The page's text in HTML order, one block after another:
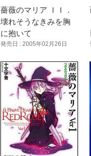
薔薇のマリア ＩＩ．
壊れそうなきみを胸
に抱いて
発売日 : 2005年02月26日